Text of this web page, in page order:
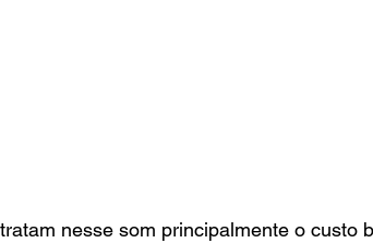
nesse som principalmente o custo